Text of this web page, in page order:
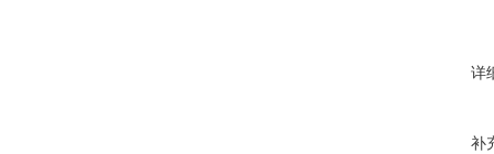
详
补